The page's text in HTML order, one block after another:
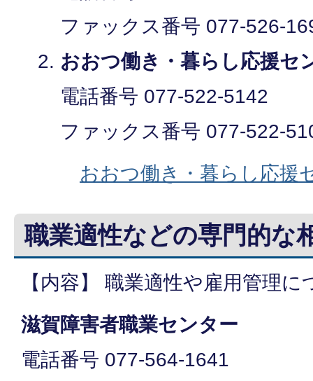
ファックス番号 077-526-
おおつ働き・暮らし応援セ
電話番号 077-522-5142
ファックス番号 077-522-
おおつ働き・暮らし応援
職業適性などの専門的な
【内容】 職業適性や雇用管理
滋賀障害者職業センター
電話番号 077-564-1641